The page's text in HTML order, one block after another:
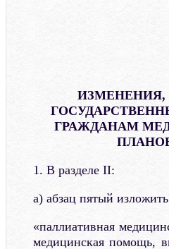
ИЗМЕНЕНИЯ,
ГРАЖДАНАМ
1. В разделе II:
а) абзац пятый
«паллиативная
медицинская помощь,